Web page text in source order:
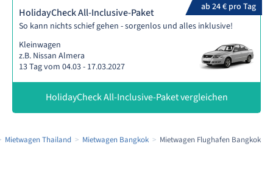
ab 24 € pro Tag
HolidayCheck All-Inclusive-Paket
So kann nichts schief gehen - sorgenlos und alles inklusive!
Kleinwagen
z.B. Nissan Almera
13 Tag vom 04.03 - 17.03.2027
HolidayCheck All-Inclusive-Paket vergleichen
Mietwagen Thailand Mietwagen Bangkok Mietwagen Flughafen Bangkok